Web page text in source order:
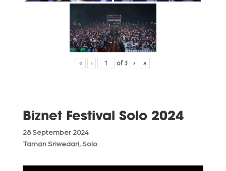
« ‹ of3 › »
Biznet Festival Solo 2024
28 September 2024
Taman Sriwedari, Solo